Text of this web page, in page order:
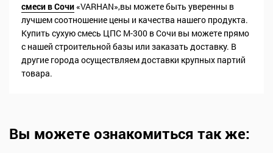
смеси в Сочи«VARHAN»,вы можете быть уверенны в
лучшем соотношение цены и качества нашего продукта.
Купить сухую смесь ЦПС М-300 в Сочи вы можете прямо
с нашей строительной базы или заказать доставку. В
другие города осуществляем доставки крупных партий
товара.
Вы можете ознакомиться так же: